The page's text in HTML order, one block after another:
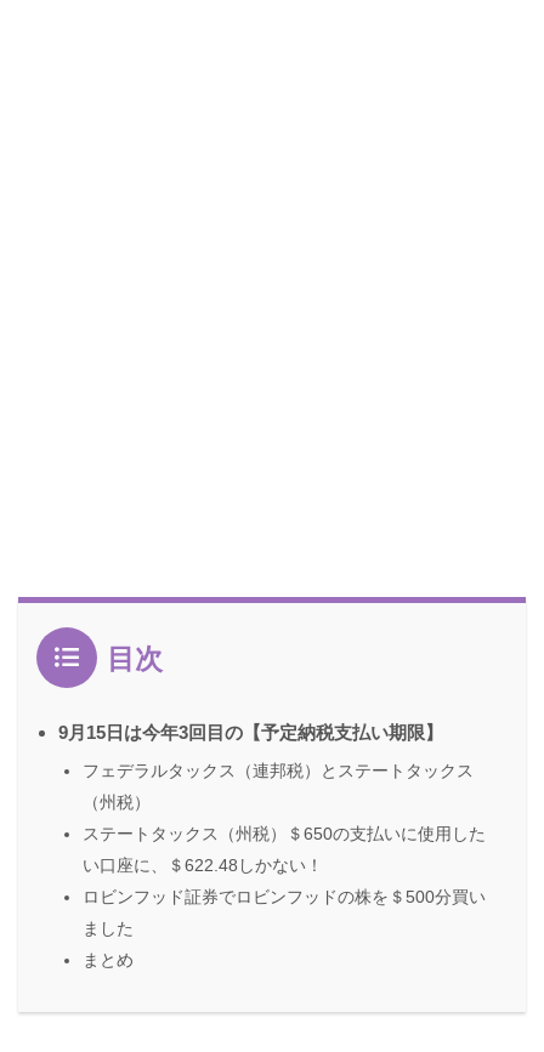
目次
9月15日は今年3回目の【予定納税支払い期限】
フェデラルタックス（連邦税）とステートタックス
（州税）
ステートタックス（州税）＄650の支払いに使用した
い口座に、＄622.48しかない！
ロビンフッド証券でロビンフッドの株を＄500分買い
ました
まとめ